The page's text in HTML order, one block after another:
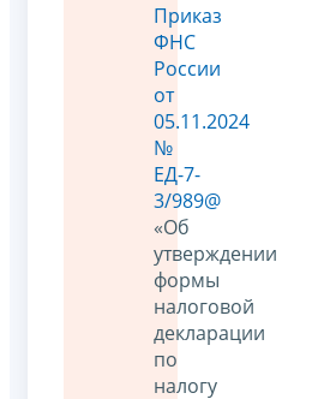
Приказ
ФНС
России
от
05.11.2024
№
ЕД-7-
3/989@
«Об
утверждении
формы
налоговой
декларации
по
налогу